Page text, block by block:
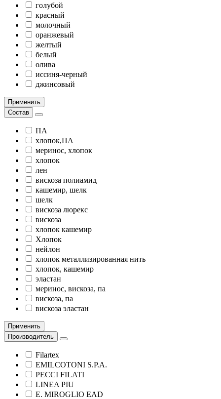
голубой
красный
молочный
оранжевый
желтый
белый
олива
иссиня-черный
джинсовый
Применить
Состав
ПА
хлопок,ПА
меринос, хлопок
хлопок
лен
вискоза полиамид
кашемир, шелк
шелк
вискоза люрекс
вискоза
хлопок кашемир
Хлопок
нейлон
хлопок металлизированная нить
хлопок, кашемир
эластан
меринос, вискоза, па
вискоза, па
вискоза эластан
Применить
Производитель
Filartex
EMILCOTONI S.P.A.
PECCI FILATI
LINEA PIU
E. MIROGLIO EAD